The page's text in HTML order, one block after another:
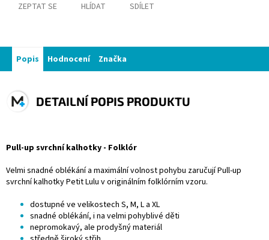
ZEPTAT SE HLÍDAT SDÍLET
Popis Hodnocení Značka
DETAILNÍ POPIS PRODUKTU
Pull-up svrchní kalhotky - Folklór
Velmi snadné oblékání a maximální volnost pohybu zaručují Pull-up
svrchní kalhotky Petit Lulu v originálním folklórním vzoru.
dostupné ve velikostech S, M, L a XL
snadné oblékání, i na velmi pohyblivé děti
nepromokavý, ale prodyšný materiál